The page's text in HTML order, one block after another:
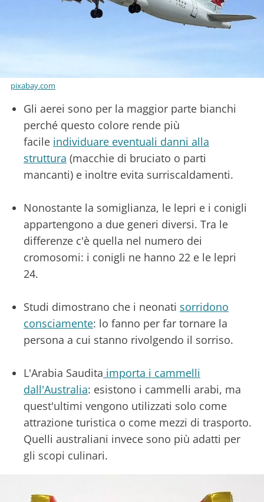
pixabay.com
Gli aerei sono per la maggior parte bianchi
perché questo colore rende più
facile individuare eventuali danni alla
struttura (macchie di bruciato o parti
mancanti) e inoltre evita surriscaldamenti.
Nonostante la somiglianza, le lepri e i conigli
appartengono a due generi diversi. Tra le
differenze c'è quella nel numero dei
cromosomi: i conigli ne hanno 22 e le lepri
24.
Studi dimostrano che i neonati sorridono
consciamente: lo fanno per far tornare la
persona a cui stanno rivolgendo il sorriso.
L'Arabia Saudita importa i cammelli
dall'Australia: esistono i cammelli arabi, ma
quest'ultimi vengono utilizzati solo come
attrazione turistica o come mezzi di trasporto.
Quelli australiani invece sono più adatti per
gli scopi culinari.